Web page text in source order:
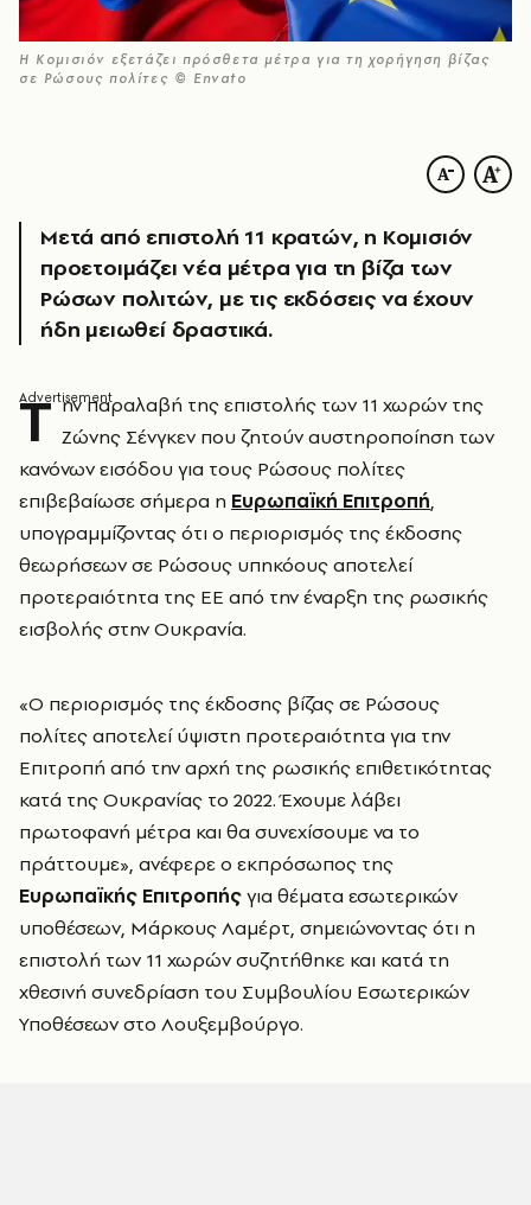
Η Κομισιόν εξετάζει πρόσθετα μέτρα για τη χορήγηση βίζας
σε Ρώσους πολίτες © Envato
Μετά από επιστολή 11 κρατών, η Κομισιόν
προετοιμάζει νέα μέτρα για τη βίζα των
Ρώσων πολιτών, με τις εκδόσεις να έχουν
ήδη μειωθεί δραστικά.
Τ ην παραλαβή της επιστολής των 11 χωρών της
Ζώνης Σένγκεν που ζητούν αυστηροποίηση των
κανόνων εισόδου για τους Ρώσους πολίτες
επιβεβαίωσε σήμερα η Ευρωπαϊκή Επιτροπή,
υπογραμμίζοντας ότι ο περιορισμός της έκδοσης
θεωρήσεων σε Ρώσους υπηκόους αποτελεί
προτεραιότητα της ΕΕ από την έναρξη της ρωσικής
εισβολής στην Ουκρανία.
«Ο περιορισμός της έκδοσης βίζας σε Ρώσους
πολίτες αποτελεί ύψιστη προτεραιότητα για την
Επιτροπή από την αρχή της ρωσικής επιθετικότητας
κατά της Ουκρανίας το 2022. Έχουμε λάβει
πρωτοφανή μέτρα και θα συνεχίσουμε να το
πράττουμε», ανέφερε ο εκπρόσωπος της
Ευρωπαϊκής Επιτροπήςγια θέματα εσωτερικών
υποθέσεων, Μάρκους Λαμέρτ, σημειώνοντας ότι η
επιστολή των 11 χωρών συζητήθηκε και κατά τη
χθεσινή συνεδρίαση του Συμβουλίου Εσωτερικών
Υποθέσεων στο Λουξεμβούργο.